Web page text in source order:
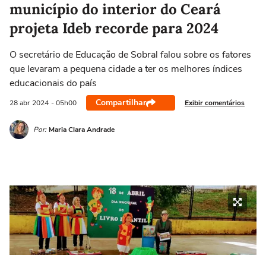
município do interior do Ceará
projeta Ideb recorde para 2024
O secretário de Educação de Sobral falou sobre os fatores
que levaram a pequena cidade a ter os melhores índices
educacionais do país
28 abr 2024 - 05h00 Compartilhar Exibir comentários
Por: Maria Clara Andrade